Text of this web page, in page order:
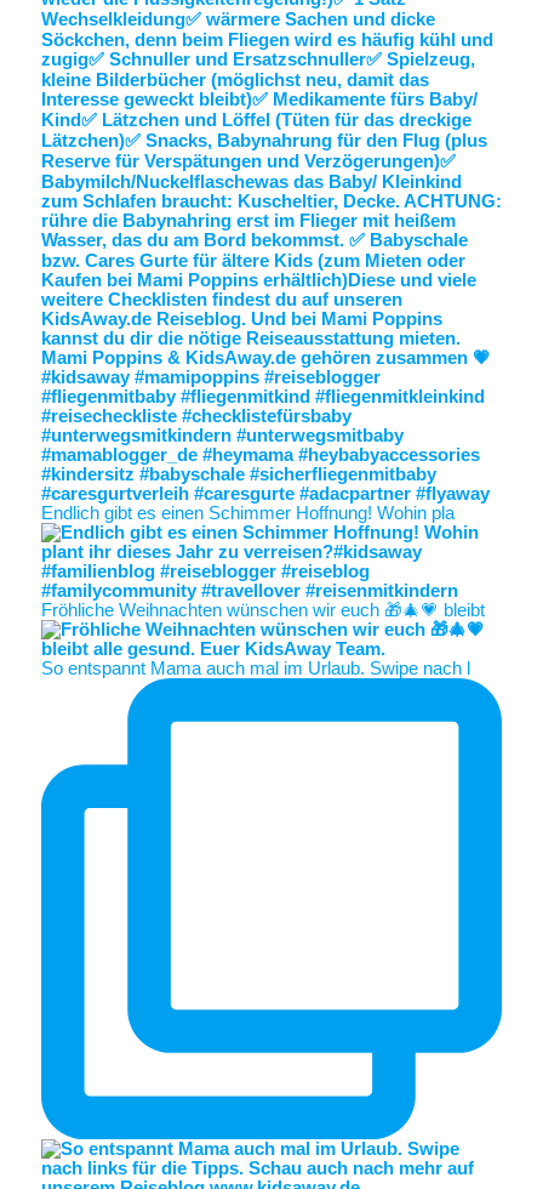
Endlich gibt es einen Schimmer Hoffnung! Wohin pla
Fröhliche Weihnachten wünschen wir euch 🎁🎄💗 bleibt
So entspannt Mama auch mal im Urlaub. Swipe nach l